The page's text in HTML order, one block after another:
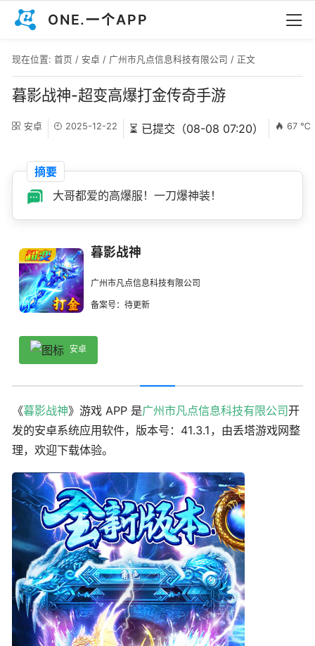
ONE.一个APP
现在位置: 首页 / 安卓 / 广州市凡点信息科技有限公司 / 正文
暮影战神-超变高爆打金传奇手游
安卓 2025-12-22 ⏳ 已提交（08-08 07:20） 67 ℃
摘要
大哥都爱的高爆服！一刀爆神装！
暮影战神
广州市凡点信息科技有限公司
备案号：待更新
安卓
《暮影战神》游戏 APP 是广州市凡点信息科技有限公司开
发的安卓系统应用软件，版本号：41.3.1，由丢塔游戏网整
理，欢迎下载体验。